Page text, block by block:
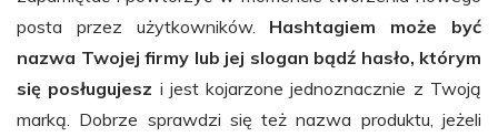
posta przez użytkowników. Hashtagiem może być
nazwa Twojej firmy lub jej slogan bądź hasło, którym
się posługujesz i jest kojarzone jednoznacznie z Twoją
marką. Dobrze sprawdzi się też nazwa produktu, jeżeli